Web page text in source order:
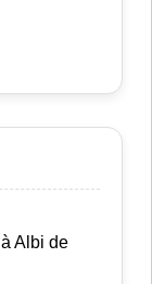
Albi de